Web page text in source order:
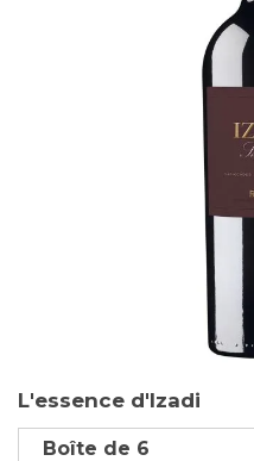
to
the
L'essence d'Izadi
Boîte de 6